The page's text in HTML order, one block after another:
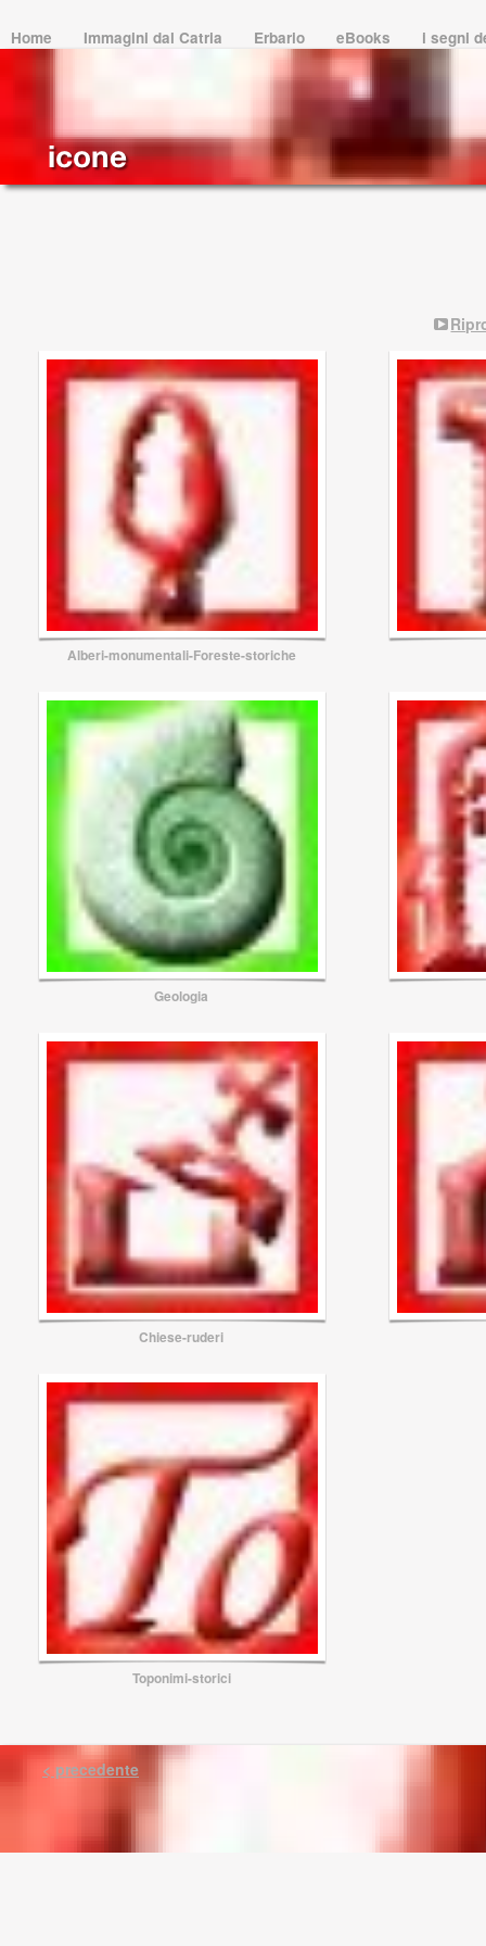
Home Immagini dal Catria Erbario eBooks i segni
Alberi-monumentali-Foreste-storiche
Geologia
Chiese-ruderi
Toponimi-storici
< precedente